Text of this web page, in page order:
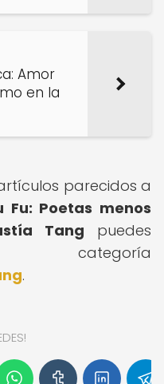
Amor
en la
parecidos a
Fu: Poetas menos
Tang puedes
.